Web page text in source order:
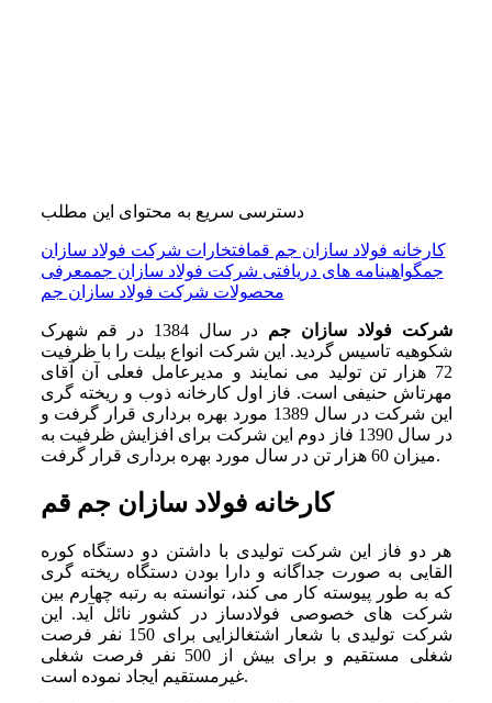
دسترسی سریع به محتوای این مطلب
کارخانه فولاد سازان جم قمافتخارات شرکت فولاد سازان
جمگواهینامه های دریافتی شرکت فولاد سازان جممعرفی
محصولات شرکت فولاد سازان جم
شرکت فولاد سازان جم
در سال 1384 در قم شهرک
شکوهیه تاسیس گردید. این شرکت انواع بیلت را با ظرفیت
72 هزار تن تولید می نمایند و مدیرعامل فعلی آن آقای
مهرتاش حنیفی است. فاز اول کارخانه ذوب و ریخته گری
این شرکت در سال 1389 مورد بهره برداری قرار گرفت و
در سال 1390 فاز دوم این شرکت برای افزایش ظرفیت به
میزان 60 هزار تن در سال مورد بهره برداری قرار گرفت.
کارخانه فولاد سازان جم قم
هر دو فاز این شرکت تولیدی با داشتن دو دستگاه کوره
القایی به صورت جداگانه و دارا بودن دستگاه ریخته گری
که به طور پیوسته کار می کند، توانسته به رتبه چهارم بین
شرکت های خصوصی فولادساز در کشور نائل آید. این
شرکت تولیدی با شعار اشتغالزایی برای 150 نفر فرصت
شغلی مستقیم و برای بیش از 500 نفر فرصت شغلی
غیرمستقیم ایجاد نموده است.